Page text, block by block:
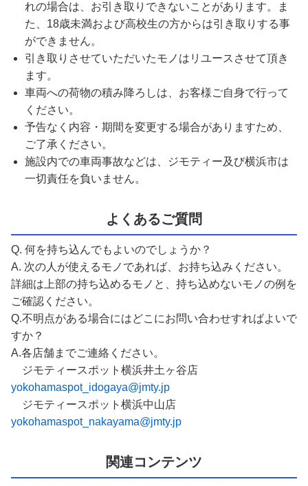
れの場合は、お引き取りできないことがあります。ま
た、18歳未満および高校生の方からは引き取りする事
ができません。
引き取りさせていただいたモノはリユースさせて頂き
ます。
車両への荷物の積み降ろしは、お客様ご自身で行って
ください。
予告なく内容・期間を変更する場合がありますため、
ご了承ください。
施設内での車両事故などは、ジモティー及び横浜市は
一切責任を負いません。
よくあるご質問
Q. 何を持ち込んでもよいのでしょうか？
A. 次の人が使えるモノであれば、お持ち込みください。
詳細は上部の持ち込めるモノと、持ち込めないモノの例を
ご確認ください。
Q.不明点がある場合にはどこにお問い合わせすればよいで
すか？
A.各店舗までご連絡ください。
ジモティースポット横浜井土ヶ谷店
yokohamaspot_idogaya@jmty.jp
ジモティースポット横浜中山店
yokohamaspot_nakayama@jmty.jp
関連コンテンツ